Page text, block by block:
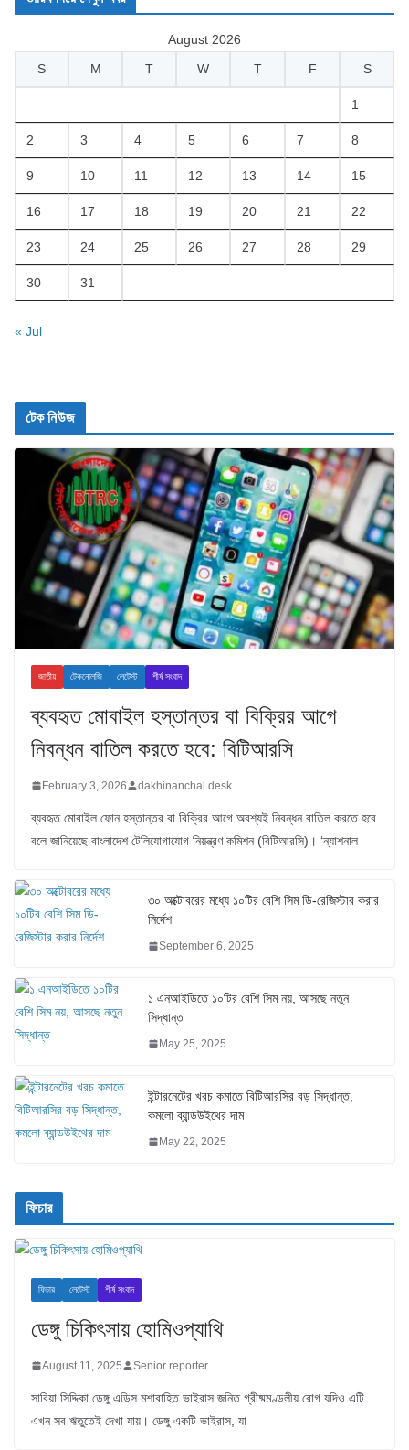
August 2026
S
M T W T F S
1
2 3 4 5 6 7 8
9 10 11 12 13 14 15
16 17 18 19 20 21 22
23 24 25 26 27 28 29
30 31
« Jul
টেক নিউজ
জাতীয় টেকনোলজি লেটেস্ট শীর্ষ সংবাদ
ব্যবহৃত মোবাইল হস্তান্তর বা বিক্রির আগে
নিবন্ধন বাতিল করতে হবে: বিটিআরসি
February 3, 2026 dakhinanchal desk
ব্যবহৃত মোবাইল ফোন হস্তান্তর বা বিক্রির আগে অবশ্যই নিবন্ধন বাতিল করতে হবে
বলে জানিয়েছে বাংলাদেশ টেলিযোগাযোগ নিয়ন্ত্রণ কমিশন (বিটিআরসি)। ‘ন্যাশনাল
৩০ অক্টোবরের মধ্যে ১০টির বেশি সিম ডি-রেজিস্টার করার
নির্দেশ
September 6, 2025
১ এনআইডিতে ১০টির বেশি সিম নয়, আসছে নতুন
সিদ্ধান্ত
May 25, 2025
ইন্টারনেটের খরচ কমাতে বিটিআরসির বড় সিদ্ধান্ত,
কমলো ব্যান্ডউইথের দাম
May 22, 2025
ফিচার
ফিচার লেটেস্ট শীর্ষ সংবাদ
ডেঙ্গু চিকিৎসায় হোমিওপ্যাথি
August 11, 2025 Senior reporter
সাবিয়া সিদ্দিকা ডেঙ্গু এডিস মশাবাহিত ভাইরাস জনিত গ্রীষ্মমণ্ডলীয় রোগ যদিও এটি
এখন সব ঋতুতেই দেখা যায়। ডেঙ্গু একটি ভাইরাস, যা